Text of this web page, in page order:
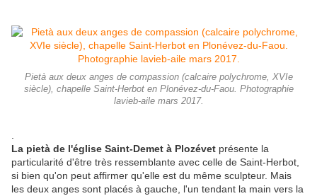
Pietà aux deux anges de compassion (calcaire polychrome, XVIe
siècle), chapelle Saint-Herbot en Plonévez-du-Faou. Photographie
lavieb-aile mars 2017.
La pietà de l'église Saint-Demet à Plozévet présente la
particularité d'être très ressemblante avec celle de Saint-Herbot,
si bien qu'on peut affirmer qu'elle est du même sculpteur. Mais
les deux anges sont placés à gauche, l'un tendant la main vers la